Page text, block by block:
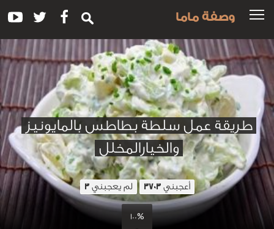
وصفة ماما
طريقة عمل سلطة بطاطس بالمايونيز
والخيارالمخلل
أعجبني3703 لم يعجبني3
100%